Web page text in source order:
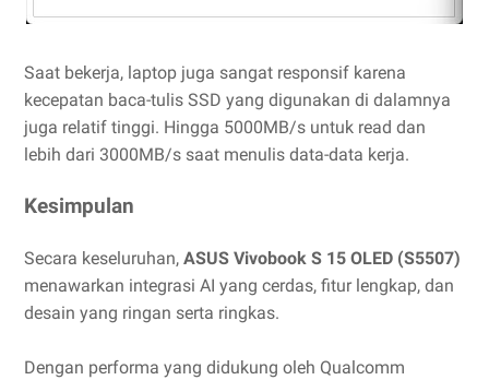
Saat bekerja, laptop juga sangat responsif karena
kecepatan baca-tulis SSD yang digunakan di dalamnya
juga relatif tinggi. Hingga 5000MB/s untuk read dan
lebih dari 3000MB/s saat menulis data-data kerja.
Kesimpulan
Secara keseluruhan, ASUS Vivobook S 15 OLED (S5507)
menawarkan integrasi AI yang cerdas, fitur lengkap, dan
desain yang ringan serta ringkas.
Dengan performa yang didukung oleh Qualcomm